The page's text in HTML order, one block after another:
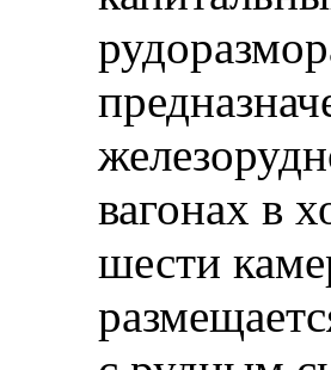
вагонах в
шести